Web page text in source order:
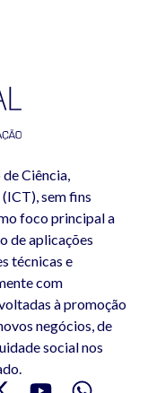
Ciência,
sem fins
foco principal a
de aplicações
técnicas e
com
à promoção
negócios, de
social nos